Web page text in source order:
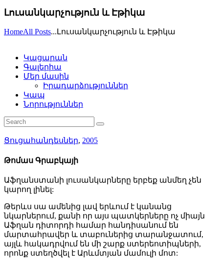
Լուսանկարչություն և Էթիկա
HomeAll Posts...Լուսանկարչություն և Էթիկա
Կացարան
Գալերիա
Մեր մասին
Իրադարձություններ
Կապ
Նորություններ
Ցուցահանդեսներ, 2005
Թոմաս Գրաբկայի
Աֆղանստանի լուսանկարները երբեք անմեղ չեն
կարող լինել:
Թերևս սա ամենից լավ երևում է կանանց
նկարներում, քանի որ այս պատկերները ոչ միայն
Աֆղան դիտորդի համար հանդիսանում են
մարտահրավեր և տաբուներից տարանջատում,
այլև հակադրվում են մի շարք ստերեոտիպների,
որոնք ստեղծվել է Արևմտյան մամուլի մոտ: